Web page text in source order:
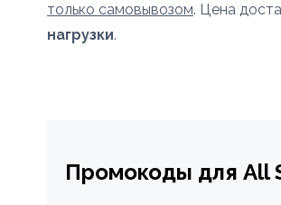
только самовывозом. Цена
нагрузки.
Промокоды для All